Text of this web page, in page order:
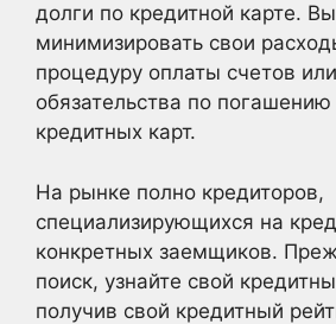
долги по кредитной карте.
минимизировать свои
процедуру оплаты счетов
обязательства по погашению
кредитных карт.
На рынке полно кредиторов,
специализирующихся на
конкретных заемщиков.
поиск, узнайте свой
получив свой кредитный